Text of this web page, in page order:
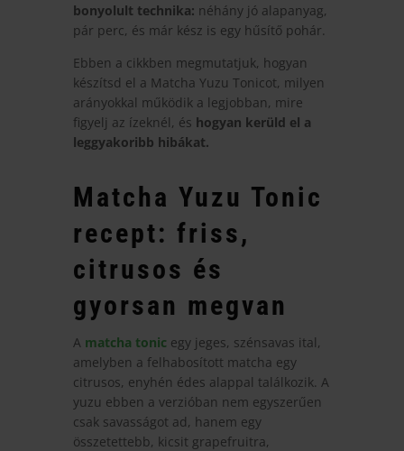
bonyolult technika: néhány jó alapanyag,
pár perc, és már kész is egy hűsítő pohár.
Ebben a cikkben megmutatjuk, hogyan
készítsd el a Matcha Yuzu Tonicot, milyen
arányokkal működik a legjobban, mire
figyelj az ízeknél, és hogyan kerüld el a
leggyakoribb hibákat.
Matcha Yuzu Tonic
recept: friss,
citrusos és
gyorsan megvan
A matcha tonic egy jeges, szénsavas ital,
amelyben a felhabosított matcha egy
citrusos, enyhén édes alappal találkozik. A
yuzu ebben a verzióban nem egyszerűen
csak savasságot ad, hanem egy
összetettebb, kicsit grapefruitra,